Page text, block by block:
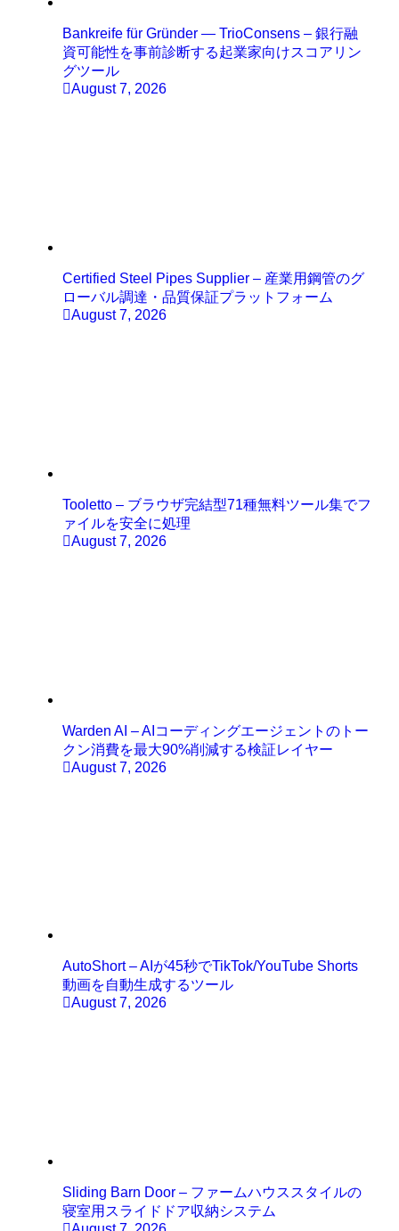
Bankreife für Gründer — TrioConsens – 銀行融
資可能性を事前診断する起業家向けスコアリン
グツール
August 7, 2026
Certified Steel Pipes Supplier – 産業用鋼管のグ
ローバル調達・品質保証プラットフォーム
August 7, 2026
Tooletto – ブラウザ完結型71種無料ツール集でフ
ァイルを安全に処理
August 7, 2026
Warden AI – AIコーディングエージェントのトー
クン消費を最大90%削減する検証レイヤー
August 7, 2026
AutoShort – AIが45秒でTikTok/YouTube Shorts
動画を自動生成するツール
August 7, 2026
Sliding Barn Door – ファームハウススタイルの
寝室用スライドドア収納システム